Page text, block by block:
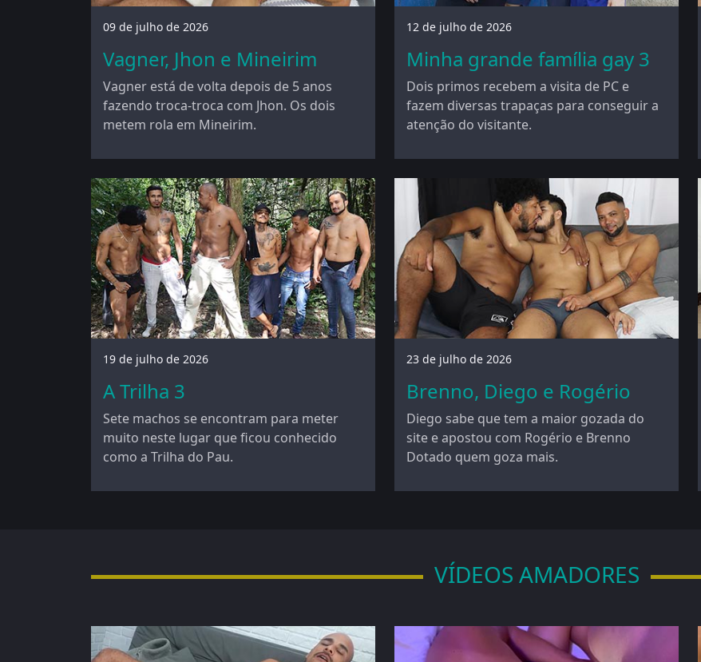
09 de julho de 2026
Vagner, Jhon e Mineirim
Vagner está de volta depois de 5 anos
fazendo troca-troca com Jhon. Os dois
metem rola em Mineirim.
12 de julho de 2026
Minha grande família gay 3
Dois primos recebem a visita de PC e
fazem diversas trapaças para conseguir a
atenção do visitante.
19 de julho de 2026
A Trilha 3
Sete machos se encontram para meter
muito neste lugar que ficou conhecido
como a Trilha do Pau.
23 de julho de 2026
Brenno, Diego e Rogério
Diego sabe que tem a maior gozada do
site e apostou com Rogério e Brenno
Dotado quem goza mais.
VÍDEOS AMADORES